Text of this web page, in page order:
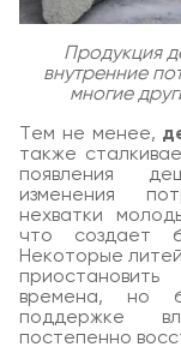
Продукция
внутренние
многие
Тем не менее,
также
появления
изменения
нехватки
что создает
Некоторые
времена, но
поддержке
постепенно